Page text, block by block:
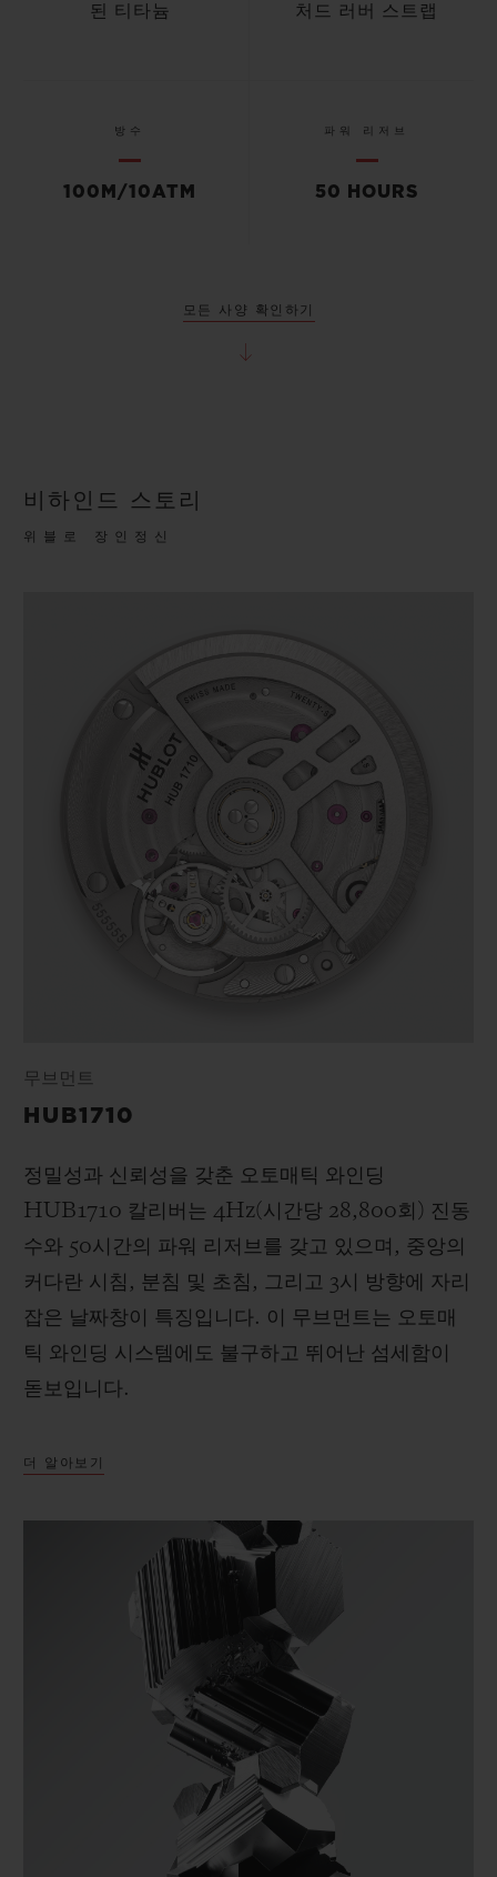
된 티타늄
처드 러버 스트랩
방수
100M/10ATM
파워 리저브
50 HOURS
모든 사양 확인하기
비하인드 스토리
위블로 장인정신
무브먼트
HUB1710
정밀성과 신뢰성을 갖춘 오토매틱 와인딩
HUB1710 칼리버는 4Hz(시간당 28,800회) 진동
수와 50시간의 파워 리저브를 갖고 있으며, 중앙의
커다란 시침, 분침 및 초침, 그리고 3시 방향에 자리
잡은 날짜창이 특징입니다. 이 무브먼트는 오토매
틱 와인딩 시스템에도 불구하고 뛰어난 섬세함이
돋보입니다.
더 알아보기